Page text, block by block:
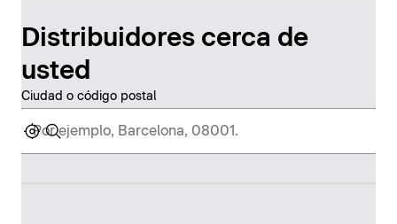
Distribuidores cerca de
usted
Ciudad o código postal